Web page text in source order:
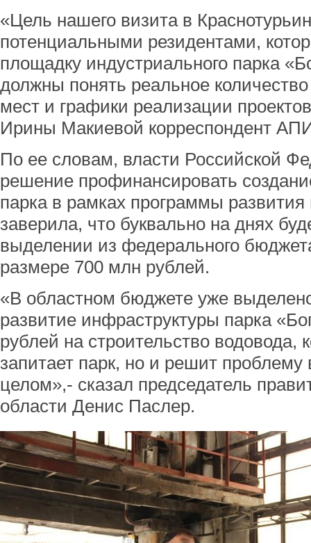
«Цель нашего визита в
потенциальными резидентами,
площадку индустриального парка
должны понять реальное
мест и графики реализации
Ирины Макиевой корреспондент
По ее словам, власти Российской
решение профинансировать
парка в рамках программы
заверила, что буквально на днях
выделении из федерального
размере 700 млн рублей.
«В областном бюджете уже
развитие инфраструктуры парка
рублей на строительство водовода,
запитает парк, но и решит проблему
целом»,- сказал председатель
области Денис Паслер.